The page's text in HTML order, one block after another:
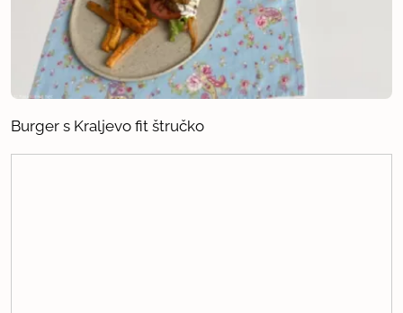
Burger s Kraljevo fit štručko